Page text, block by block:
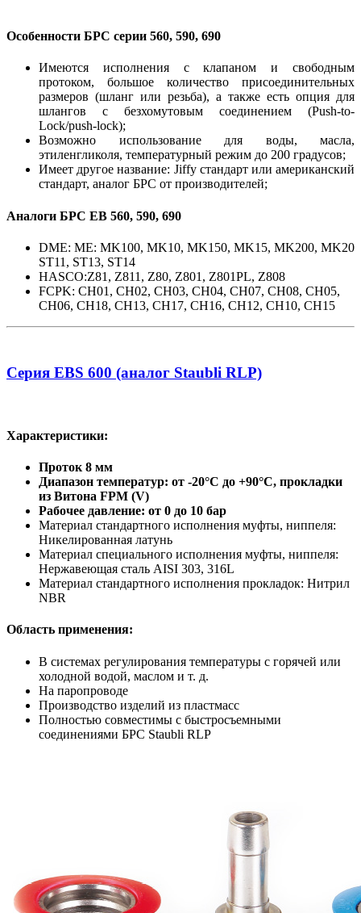
Особенности БРС серии 560, 590, 690
Имеются исполнения с клапаном и свободным
протоком, большое количество присоединительных
размеров (шланг или резьба), а также есть опция для
шлангов с безхомутовым соединением (Push-to-
Lock/push-lock);
Возможно использование для воды, масла,
этиленгликоля, температурный режим до 200 градусов;
Имеет другое название: Jiffy стандарт или американский
стандарт, аналог БРС от производителей;
Аналоги БРС EB 560, 590, 690
DME: ME: MK100, MK10, MK150, MK15, MK200, MK20
ST11, ST13, ST14
HASCO:Z81, Z811, Z80, Z801, Z801PL, Z808
FCPK: CH01, CH02, CH03, CH04, CH07, CH08, CH05,
CH06, CH18, CH13, CH17, CH16, CH12, CH10, CH15
Серия EBS 600 (аналог Staubli RLP)
Характеристики:
Проток 8 мм
Диапазон температур: от -20°C до +90°C, прокладки
из Витона FPM (V)
Рабочее давление: от 0 до 10 бар
Материал стандартного исполнения муфты, ниппеля:
Никелированная латунь
Материал специального исполнения муфты, ниппеля:
Нержавеющая сталь AISI 303, 316L
Материал стандартного исполнения прокладок: Нитрил
NBR
Область применения:
В системах регулирования температуры с горячей или
холодной водой, маслом и т. д.
На паропроводе
Производство изделий из пластмасс
Полностью совместимы с быстросъемными
соединениями БРС Staubli RLP